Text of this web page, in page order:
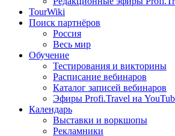
TourWiki
Поиск партнёров
Россия
Весь мир
Обучение
Тестирования и викторины
Расписание вебинаров
Каталог записей вебинаров
Эфиры Profi.Travel на
Календарь
Выставки и воркшопы
Рекламники